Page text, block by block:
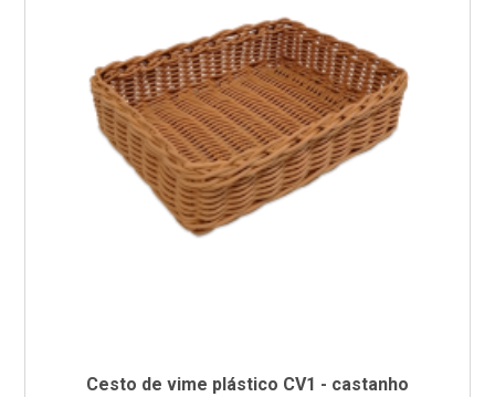
Cesto de vime plástico CV1 - castanho